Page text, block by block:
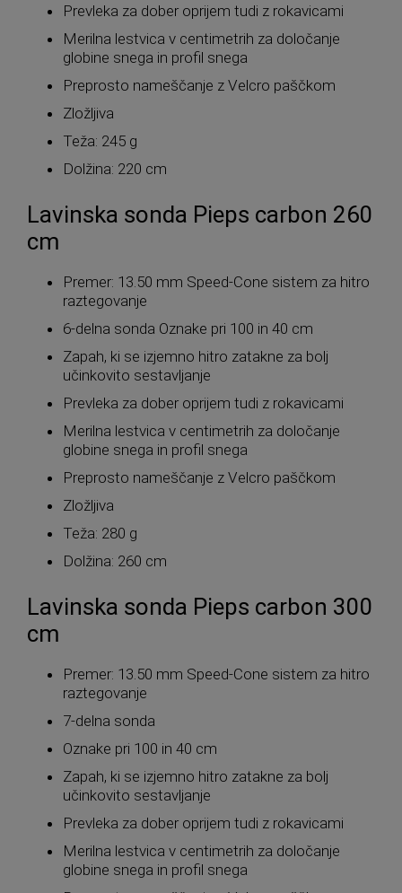
Prevleka za dober oprijem tudi z rokavicami
Merilna lestvica v centimetrih za določanje
globine snega in profil snega
Preprosto nameščanje z Velcro paščkom
Zložljiva
Teža: 245 g
Dolžina: 220 cm
Lavinska sonda Pieps carbon 260
cm
Premer: 13.50 mm Speed-Cone sistem za hitro
raztegovanje
6-delna sonda Oznake pri 100 in 40 cm
Zapah, ki se izjemno hitro zatakne za bolj
učinkovito sestavljanje
Prevleka za dober oprijem tudi z rokavicami
Merilna lestvica v centimetrih za določanje
globine snega in profil snega
Preprosto nameščanje z Velcro paščkom
Zložljiva
Teža: 280 g
Dolžina: 260 cm
Lavinska sonda Pieps carbon 300
cm
Premer: 13.50 mm Speed-Cone sistem za hitro
raztegovanje
7-delna sonda
Oznake pri 100 in 40 cm
Zapah, ki se izjemno hitro zatakne za bolj
učinkovito sestavljanje
Prevleka za dober oprijem tudi z rokavicami
Merilna lestvica v centimetrih za določanje
globine snega in profil snega